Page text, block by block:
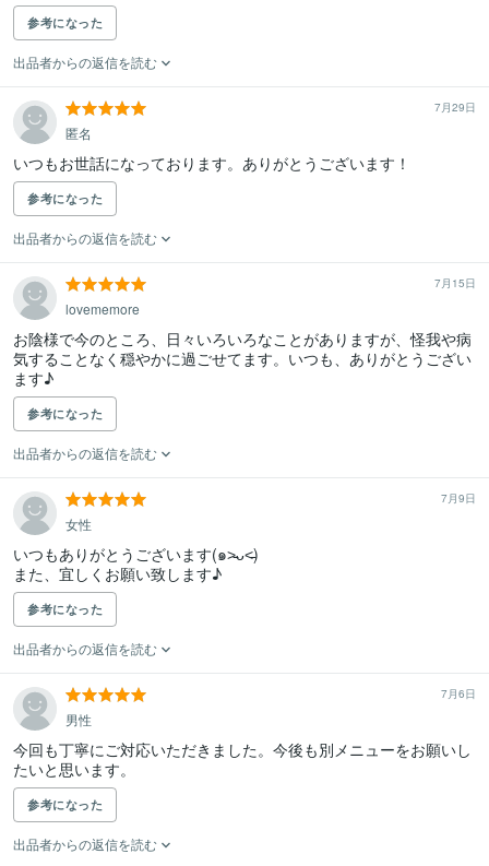
参考になった
出品者からの返信を読む
7月29日
匿名
いつもお世話になっております。ありがとうございます！
参考になった
出品者からの返信を読む
7月15日
lovememore
お陰様で今のところ、日々いろいろなことがありますが、怪我や病
気することなく穏やかに過ごせてます。いつも、ありがとうござい
ます♪
参考になった
出品者からの返信を読む
7月9日
女性
いつもありがとうございます(๑˃̵ᴗ˂̵)
また、宜しくお願い致します♪
参考になった
出品者からの返信を読む
7月6日
男性
今回も丁寧にご対応いただきました。今後も別メニューをお願いし
たいと思います。
参考になった
出品者からの返信を読む